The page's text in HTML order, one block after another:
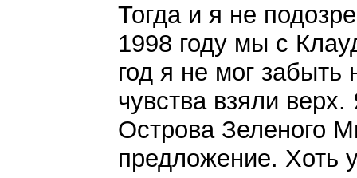
Тогда и я не
1998 году мы с
год я не мог
чувства взяли
Острова Зеленого
предложение. Хоть